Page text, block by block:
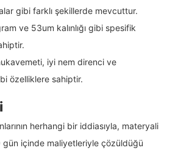
gibi farklı şekillerde mevcuttur.
ve 53um kalınlığı gibi spesifik
iyi nem direnci ve
özelliklere sahiptir.
herhangi bir iddiasıyla, materyali
gün içinde maliyetleriyle çözüldüğü